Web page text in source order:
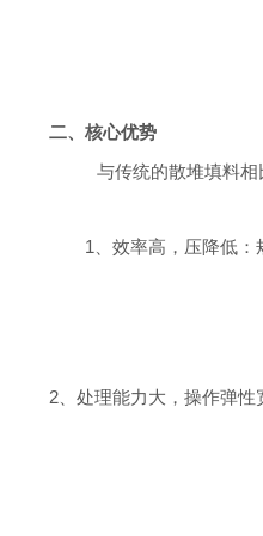
二、 核心优势
与传统的散堆填料
1、 效率高，压降低：
2、 处理能力大，操作弹